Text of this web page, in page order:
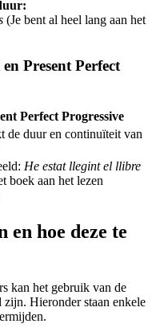
(Je bent al heel lang aan het
Present Perfect
Perfect Progressive
de duur en continuïteit van
He estat llegint el llibre
boek aan het lezen
en hoe deze te
kan het gebruik van de
zijn. Hieronder staan enkele